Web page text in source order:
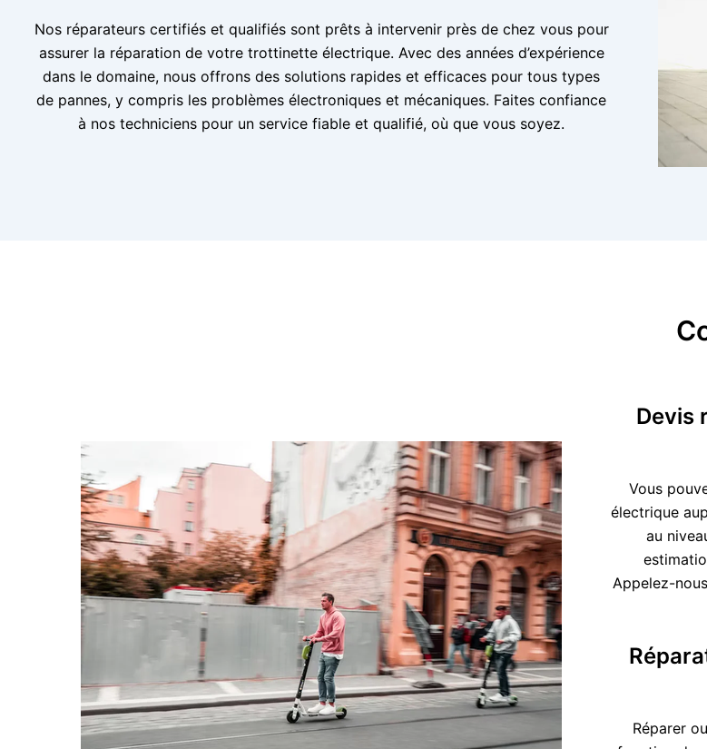
Nos réparateurs certifiés et qualifiés sont prêts à intervenir près de chez vous pour
assurer la réparation de votre trottinette électrique. Avec des années d’expérience
dans le domaine, nous offrons des solutions rapides et efficaces pour tous types
de pannes, y compris les problèmes électroniques et mécaniques. Faites confiance
à nos techniciens pour un service fiable et qualifié, où que vous soyez.
Devis
Vous
électrique
au
Appelez-
Réparer